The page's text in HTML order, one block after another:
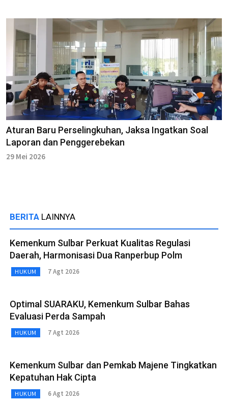
Aturan Baru Perselingkuhan, Jaksa Ingatkan Soal
Laporan dan Penggerebekan
29 Mei 2026
BERITA LAINNYA
Kemenkum Sulbar Perkuat Kualitas Regulasi
Daerah, Harmonisasi Dua Ranperbup Polm
HUKUM 7 Agt 2026
Optimal SUARAKU, Kemenkum Sulbar Bahas
Evaluasi Perda Sampah
HUKUM 7 Agt 2026
Kemenkum Sulbar dan Pemkab Majene Tingkatkan
Kepatuhan Hak Cipta
HUKUM 6 Agt 2026